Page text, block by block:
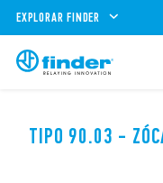
EXPLORAR FINDER
TIPO 90.03 -